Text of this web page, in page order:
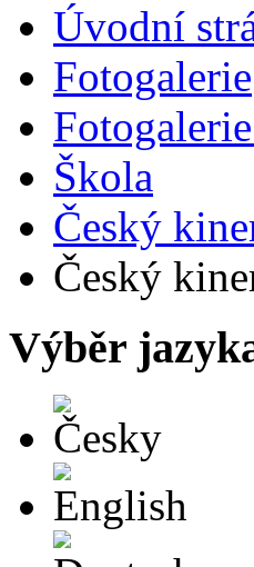
Úvodní
Fotogalerie
Škola
Český
Český
Výběr